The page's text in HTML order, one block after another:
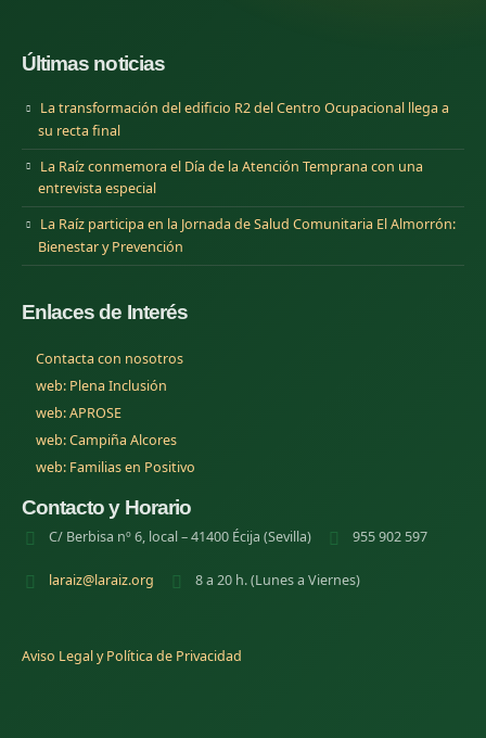
Últimas noticias
La transformación del edificio R2 del Centro Ocupacional llega a
su recta final
La Raíz conmemora el Día de la Atención Temprana con una
entrevista especial
La Raíz participa en la Jornada de Salud Comunitaria El Almorrón:
Bienestar y Prevención
Enlaces de Interés
Contacta con nosotros
web: Plena Inclusión
web: APROSE(se abre en una nueva pestana)
web: Campiña Alcores(se abre en una nueva pestana)
web: Familias en Positivo
Contacto y Horario
C/ Berbisa nº 6, local – 41400 Écija (Sevilla) 955 902 597
laraiz@laraiz.org 8 a 20 h. (Lunes a Viernes)
Aviso Legal y Política de Privacidad